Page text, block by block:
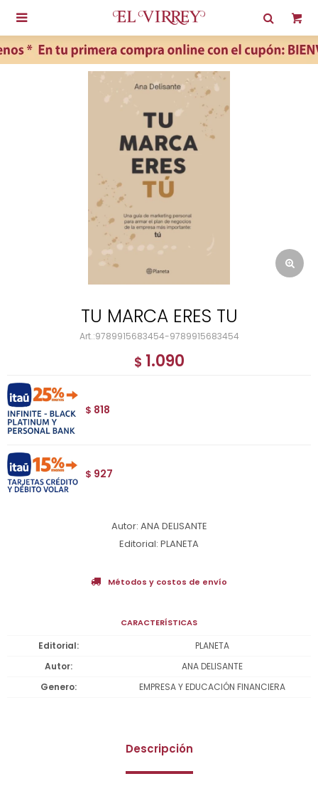

TU MARCA ERES TU
9789915683454-9789915683454
$ 1.090
$ 818
$ 927
Autor: ANA DELISANTE
Editorial: PLANETA
Métodos y costos de envío
CARACTERÍSTICAS
Editorial
PLANETA
Autor
ANA DELISANTE
Genero
EMPRESA Y EDUCACIÓN FINANCIERA
Descripción